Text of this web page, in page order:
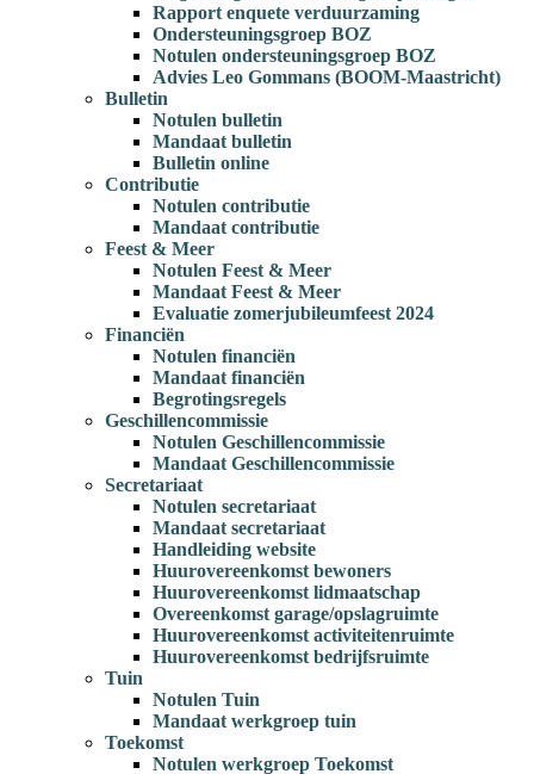
Rapport enquete verduurzaming
Ondersteuningsgroep BOZ
Notulen ondersteuningsgroep BOZ
Advies Leo Gommans (BOOM-Maastricht)
Bulletin
Notulen bulletin
Mandaat bulletin
Bulletin online
Contributie
Notulen contributie
Mandaat contributie
Feest & Meer
Notulen Feest & Meer
Mandaat Feest & Meer
Evaluatie zomerjubileumfeest 2024
Financiën
Notulen financiën
Mandaat financiën
Begrotingsregels
Geschillencommissie
Notulen Geschillencommissie
Mandaat Geschillencommissie
Secretariaat
Notulen secretariaat
Mandaat secretariaat
Handleiding website
Huurovereenkomst bewoners
Huurovereenkomst lidmaatschap
Overeenkomst garage/opslagruimte
Huurovereenkomst activiteitenruimte
Huurovereenkomst bedrijfsruimte
Tuin
Notulen Tuin
Mandaat werkgroep tuin
Toekomst
Notulen werkgroep Toekomst